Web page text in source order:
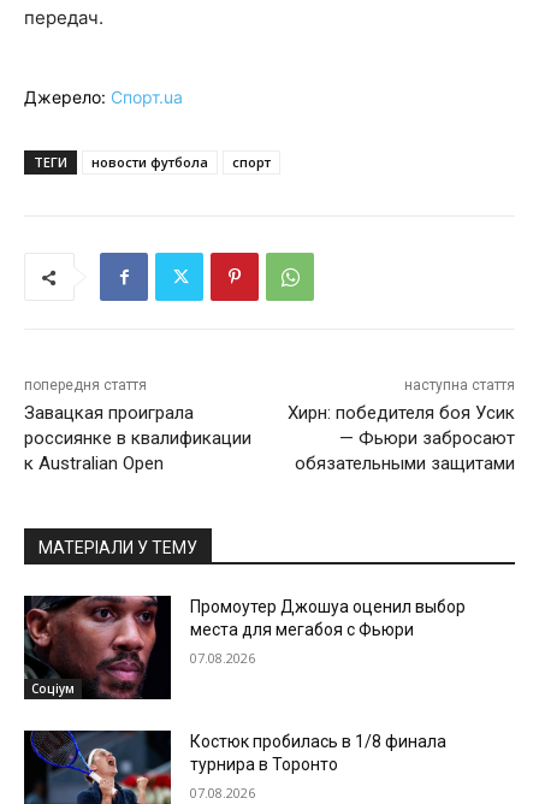
передач.
Джерело: Спорт.ua
ТЕГИ новости футбола спорт
попередня стаття
Завацкая проиграла
россиянке в квалификации
к Australian Open
наступна стаття
Хирн: победителя боя Усик
— Фьюри забросают
обязательными защитами
МАТЕРІАЛИ У ТЕМУ
Соціум
Промоутер Джошуа оценил выбор
места для мегабоя с Фьюри
07.08.2026
Костюк пробилась в 1/8 финала
турнира в Торонто
07.08.2026